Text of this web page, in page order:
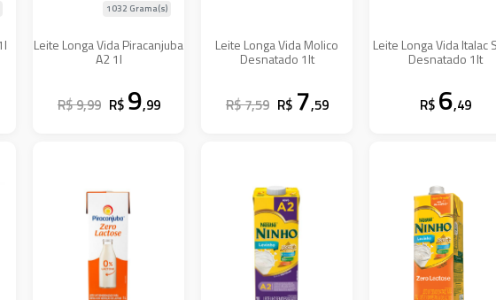
Leite Longa Vida Piracanjuba
A2 1l
1032 Grama(s)
R$ 9,99 R$ 9,99
Leite Longa Vida Molico
Desnatado 1lt
R$ 7,59 R$ 7,59
Leite Longa Vida Italac
Desnatado 1lt
R$ 6,49